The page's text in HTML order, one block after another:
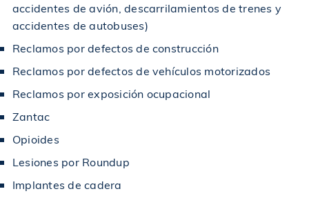
$1,000,000 Acuerdo en caso de accidente de SLP y caída
$1,000,000
$1,000,000 Acuerdo en caso de accidente por resbalón y caída
accidentes de avión, descarrilamientos de trenes y
accidentes de autobuses)
Reclamos por defectos de construcción
Reclamos por defectos de vehículos motorizados
Reclamos por exposición ocupacional
Zantac
Opioides
Lesiones por Roundup
Implantes de cadera